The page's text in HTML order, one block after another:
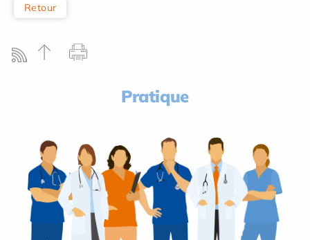
Retour
Pratique